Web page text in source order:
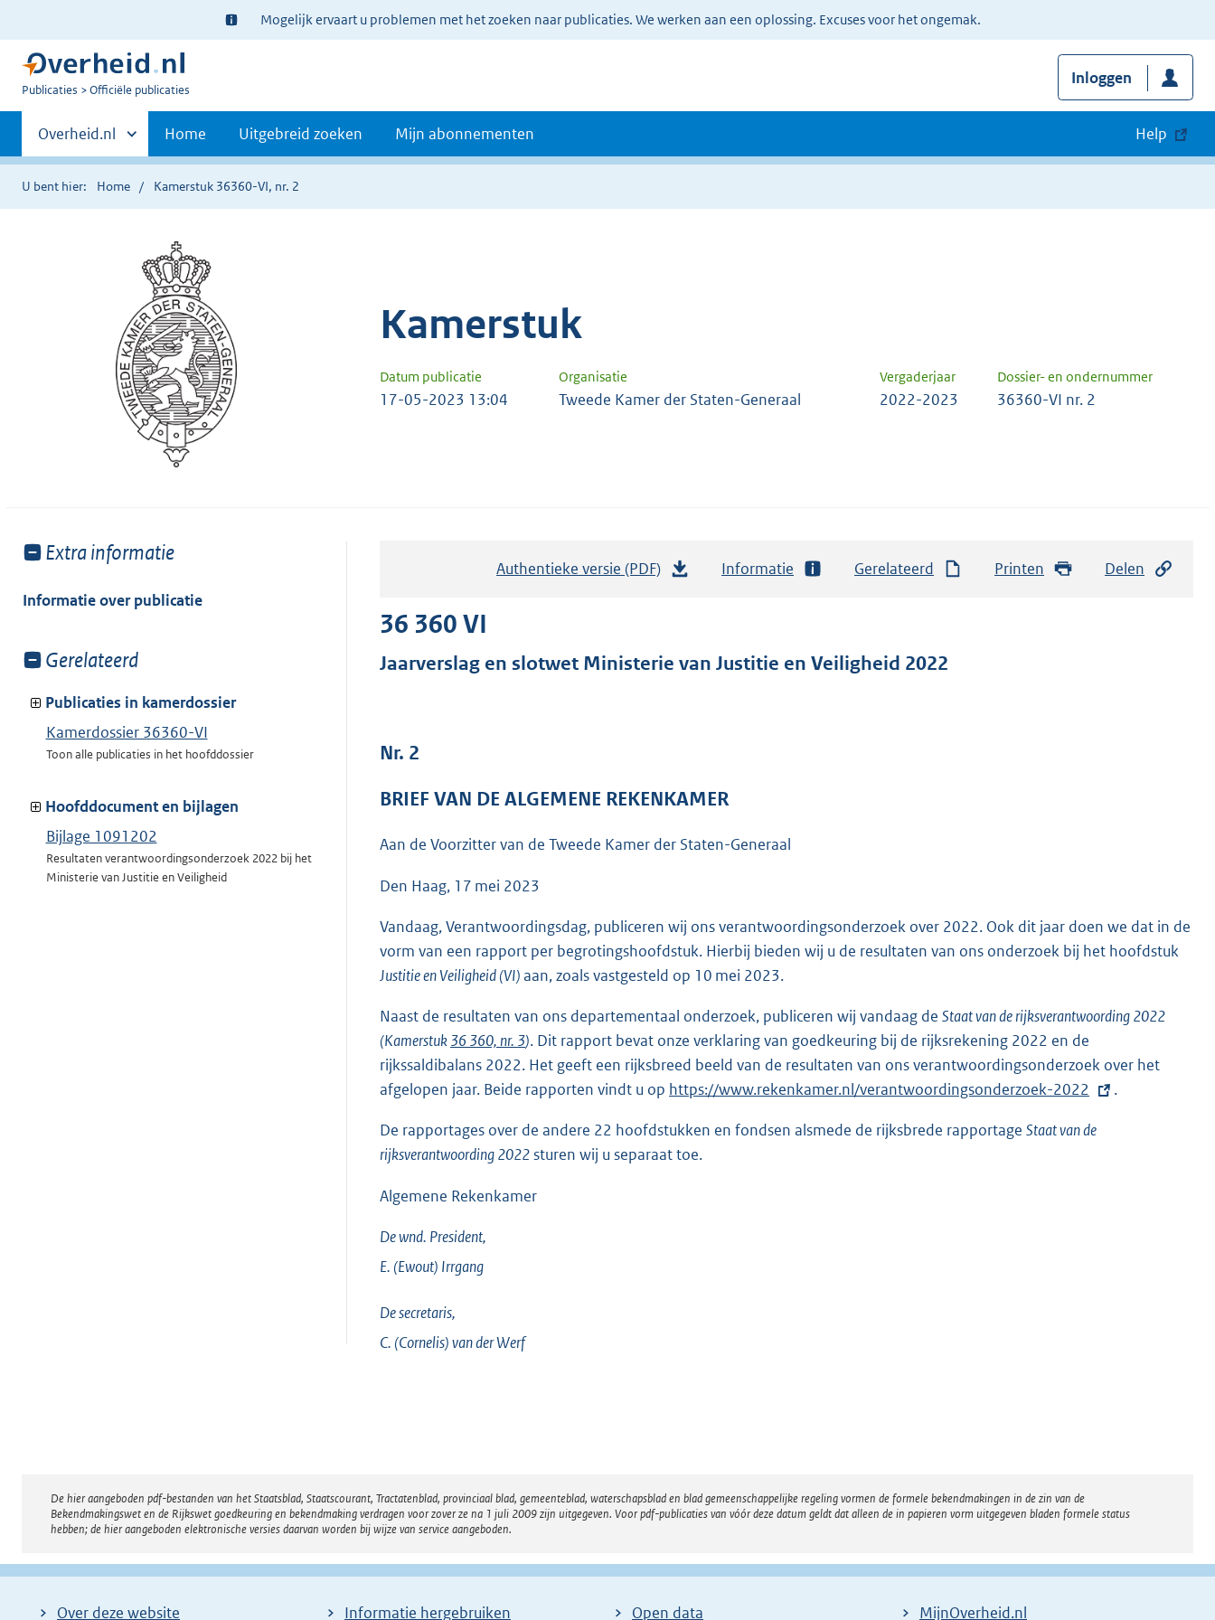
Ter
informatie:
Mogelijk ervaart u problemen met het zoeken naar publicaties. We werken aan een oplossing. Excuses voor het ongemak.
U
Publicaties Officiële publicaties
Inloggen
Primaire
navigatie
Andere
sites
binnen
Overheid.nl Home Uitgebreid zoeken Mijn abonnementen Help
U bent hier: Home Kamerstuk 36360-VI, nr. 2
Kamerstuk
Datum publicatie Organisatie Vergaderjaar Dossier- en ondernummer
17-05-2023 13:04 Tweede Kamer der Staten-Generaal 2022-2023 36360-VI nr. 2
Toon
van:
Extra informatie
Informatie over publicatie
Toon
van:
Gerelateerd
Publicaties in kamerdossier
Kamerdossier 36360-VI
Toon alle publicaties in het hoofddossier
Hoofddocument en bijlagen
Bijlage 1091202
Resultaten verantwoordingsonderzoek 2022 bij het
Ministerie van Justitie en Veiligheid
Authentieke versie (PDF)
a
r
o
:
3
9
Informatie Gerelateerd Printen Delen
36 360 VI
Jaarverslag en slotwet Ministerie van Justitie en Veiligheid 2022
Nr. 2
BRIEF VAN DE ALGEMENE REKENKAMER
Aan de Voorzitter van de Tweede Kamer der Staten-Generaal
Den Haag, 17 mei 2023
Vandaag, Verantwoordingsdag, publiceren wij ons verantwoordingsonderzoek over 2022. Ook dit jaar doen we dat in de
vorm van een rapport per begrotingshoofdstuk. Hierbij bieden wij u de resultaten van ons onderzoek bij het hoofdstuk
Justitie en Veiligheid (VI)aan, zoals vastgesteld op 10 mei 2023.
Naast de resultaten van ons departementaal onderzoek, publiceren wij vandaag de Staat van de rijksverantwoording 2022
(Kamerstuk36 360, nr. 3). Dit rapport bevat onze verklaring van goedkeuring bij de rijksrekening 2022 en de
rijkssaldibalans 2022. Het geeft een rijksbreed beeld van de resultaten van ons verantwoordingsonderzoek over het
afgelopen jaar. Beide rapporten vindt u op E
t
e
https://www.rekenkamer.nl/verantwoordingsonderzoek-2022 .
De rapportages over de andere 22 hoofdstukken en fondsen alsmede de rijksbrede rapportage Staat van de
rijksverantwoording 2022sturen wij u separaat toe.
Algemene Rekenkamer
De wnd. President,
E. (Ewout) Irrgang
De secretaris,
C. (Cornelis)van der Werf
Disclaimer
De hier aangeboden pdf-bestanden van het Staatsblad, Staatscourant, Tractatenblad, provinciaal blad, gemeenteblad, waterschapsblad en blad gemeenschappelijke regeling vormen de formele bekendmakingen in de zin van de
Bekendmakingswet en de Rijkswet goedkeuring en bekendmaking verdragen voor zover ze na 1 juli 2009 zijn uitgegeven. Voor pdf-publicaties van vóór deze datum geldt dat alleen de in papieren vorm uitgegeven bladen formele status
hebben; de hier aangeboden elektronische versies daarvan worden bij wijze van service aangeboden.
Over deze website Informatie hergebruiken Open data MijnOverheid.nl